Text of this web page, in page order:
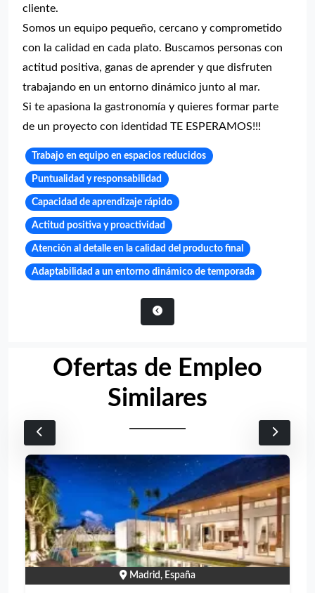
cliente.
Somos un equipo pequeño, cercano y comprometido
con la calidad en cada plato. Buscamos personas con
actitud positiva, ganas de aprender y que disfruten
trabajando en un entorno dinámico junto al mar.
Si te apasiona la gastronomía y quieres formar parte
de un proyecto con identidad TE ESPERAMOS!!!
Trabajo en equipo en espacios reducidos
Puntualidad y responsabilidad
Capacidad de aprendizaje rápido
Actitud positiva y proactividad
Atención al detalle en la calidad del producto final
Adaptabilidad a un entorno dinámico de temporada
Ofertas de Empleo
Similares
Madrid, España